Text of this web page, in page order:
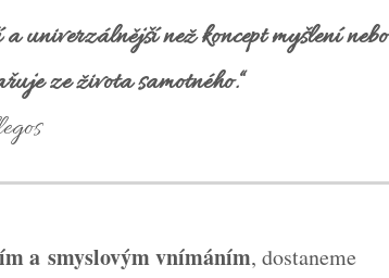
univerzálnější než koncept myšlení nebo
ze života samotného.“
a smyslovým vnímáním, dostaneme